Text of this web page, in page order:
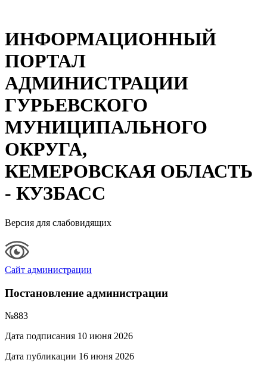
ИНФОРМАЦИОННЫЙ
ПОРТАЛ
АДМИНИСТРАЦИИ
ГУРЬЕВСКОГО
МУНИЦИПАЛЬНОГО
ОКРУГА,
КЕМЕРОВСКАЯ ОБЛАСТЬ
- КУЗБАСС
Версия для слабовидящих
Сайт администрации
Постановление администрации
№883
Дата подписания 10 июня 2026
Дата публикации 16 июня 2026